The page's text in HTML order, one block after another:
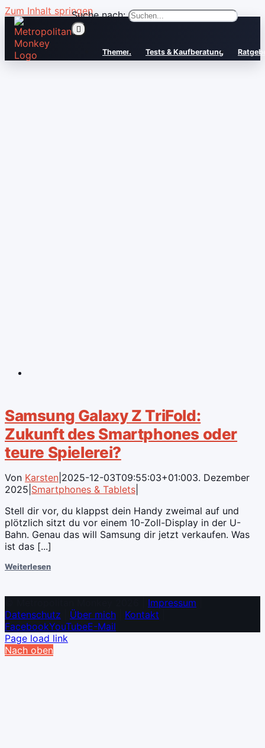
Zum Inhalt springenSuche nach:
Themen Tests & Kaufberatung
Samsung Galaxy Z TriFold:
Zukunft des Smartphones oder
teure Spielerei?
Von Karsten 2025-12-03T09:55:03+01:003. Dezember
2025 Smartphones & Tablets
Stell dir vor, du klappst dein Handy zweimal auf und
plötzlich sitzt du vor einem 10-Zoll-Display in der U-
Bahn. Genau das will Samsung dir jetzt verkaufen. Was
ist das [...]
Weiterlesen
Impressum
Datenschutz
Über mich Kontakt
FacebookYouTubeE-Mail
Page load link
Nach oben